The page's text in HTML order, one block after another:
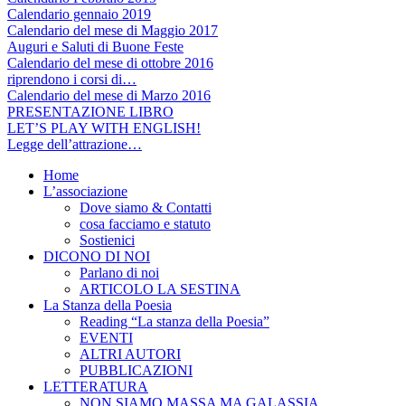
Calendario gennaio 2019
Calendario del mese di Maggio 2017
Auguri e Saluti di Buone Feste
Calendario del mese di ottobre 2016
riprendono i corsi di…
Calendario del mese di Marzo 2016
PRESENTAZIONE LIBRO
LET’S PLAY WITH ENGLISH!
Legge dell’attrazione…
Home
L’associazione
Dove siamo & Contatti
cosa facciamo e statuto
Sostienici
DICONO DI NOI
Parlano di noi
ARTICOLO LA SESTINA
La Stanza della Poesia
Reading “La stanza della Poesia”
EVENTI
ALTRI AUTORI
PUBBLICAZIONI
LETTERATURA
NON SIAMO MASSA MA GALASSIA